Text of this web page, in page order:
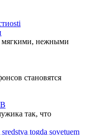
мягкими, нежными
становятся
так, что